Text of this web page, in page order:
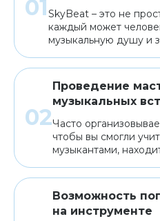
SkyBeat – это не
каждый может
музыкальную душу и
Проведение
музыкальных
Часто
чтобы вы смогли
музыкантами,
Возможность
на инструменте